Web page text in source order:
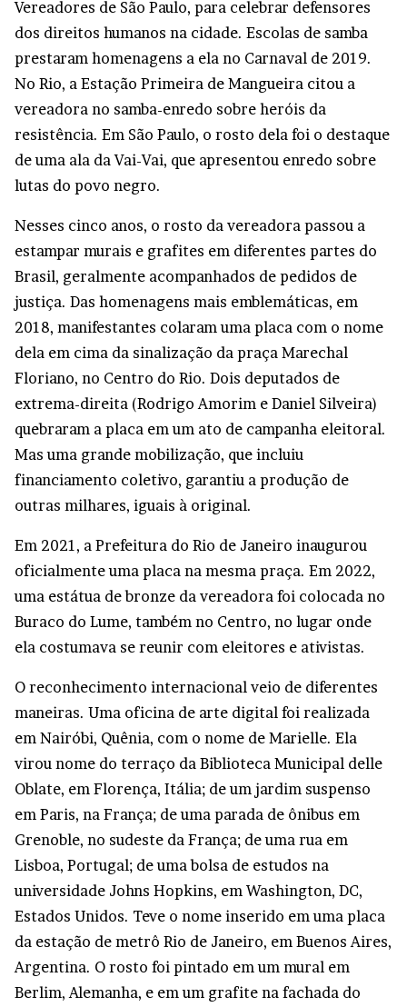
Vereadores de São Paulo, para celebrar defensores
dos direitos humanos na cidade. Escolas de samba
prestaram homenagens a ela no Carnaval de 2019.
No Rio, a Estação Primeira de Mangueira citou a
vereadora no samba-enredo sobre heróis da
resistência. Em São Paulo, o rosto dela foi o destaque
de uma ala da Vai-Vai, que apresentou enredo sobre
lutas do povo negro.
Nesses cinco anos, o rosto da vereadora passou a
estampar murais e grafites em diferentes partes do
Brasil, geralmente acompanhados de pedidos de
justiça. Das homenagens mais emblemáticas, em
2018, manifestantes colaram uma placa com o nome
dela em cima da sinalização da praça Marechal
Floriano, no Centro do Rio. Dois deputados de
extrema-direita (Rodrigo Amorim e Daniel Silveira)
quebraram a placa em um ato de campanha eleitoral.
Mas uma grande mobilização, que incluiu
financiamento coletivo, garantiu a produção de
outras milhares, iguais à original.
Em 2021, a Prefeitura do Rio de Janeiro inaugurou
oficialmente uma placa na mesma praça. Em 2022,
uma estátua de bronze da vereadora foi colocada no
Buraco do Lume, também no Centro, no lugar onde
ela costumava se reunir com eleitores e ativistas.
O reconhecimento internacional veio de diferentes
maneiras. Uma oficina de arte digital foi realizada
em Nairóbi, Quênia, com o nome de Marielle. Ela
virou nome do terraço da Biblioteca Municipal delle
Oblate, em Florença, Itália; de um jardim suspenso
em Paris, na França; de uma parada de ônibus em
Grenoble, no sudeste da França; de uma rua em
Lisboa, Portugal; de uma bolsa de estudos na
universidade Johns Hopkins, em Washington, DC,
Estados Unidos. Teve o nome inserido em uma placa
da estação de metrô Rio de Janeiro, em Buenos Aires,
Argentina. O rosto foi pintado em um mural em
Berlim, Alemanha, e em um grafite na fachada do